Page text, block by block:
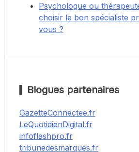
Psychologue ou
choisir le bon spécialiste
vous ?
Blogues partenaires
GazetteConnectee.fr
LeQuotidienDigital.fr
infoflashpro.fr
tribunedesmarques.fr